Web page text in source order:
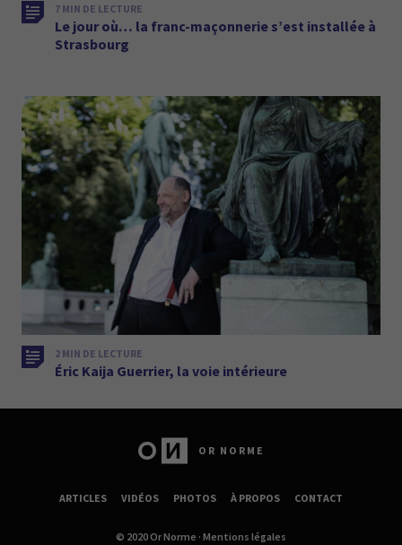
7 MIN DE LECTURE
Le jour où… la franc-maçonnerie s’est installée à
Strasbourg
2 MIN DE LECTURE
Éric Kaija Guerrier, la voie intérieure
OR NORME
ARTICLES VIDÉOS PHOTOS À PROPOS CONTACT
© 2020 Or Norme · Mentions légales